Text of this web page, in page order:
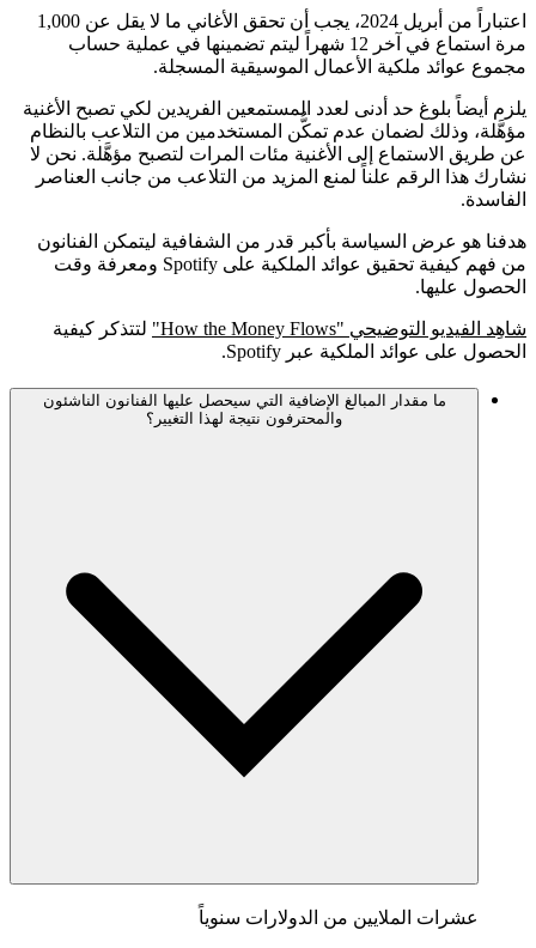
اعتباراً من أبريل 2024، يجب أن تحقق الأغاني ما لا يقل عن 1,000
مرة استماع في آخر 12 شهراً ليتم تضمينها في عملية حساب
مجموع عوائد ملكية الأعمال الموسيقية المسجلة.
يلزم أيضاً بلوغ حد أدنى لعدد المستمعين الفريدين لكي تصبح الأغنية
مؤهَّلة، وذلك لضمان عدم تمكُّن المستخدمين من التلاعب بالنظام
عن طريق الاستماع إلى الأغنية مئات المرات لتصبح مؤهَّلة. نحن لا
نشارك هذا الرقم علناً لمنع المزيد من التلاعب من جانب العناصر
الفاسدة.
هدفنا هو عرض السياسة بأكبر قدر من الشفافية ليتمكن الفنانون
من فهم كيفية تحقيق عوائد الملكية على Spotify ومعرفة وقت
الحصول عليها.
شاهِد الفيديو التوضيحي "How the Money Flows"
لتتذكر كيفية
الحصول على عوائد الملكية عبر Spotify.
ما مقدار المبالغ الإضافية التي سيحصل عليها الفنانون الناشئون
والمحترفون نتيجة لهذا التغيير؟
عشرات الملايين من الدولارات سنوياً